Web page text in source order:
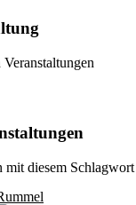
mit diesem Schlagwort